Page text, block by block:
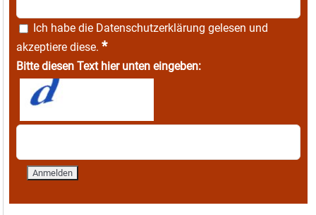
Ich habe die Datenschutzerklärung gelesen und
akzeptiere diese. *
Bitte diesen Text hier unten eingeben: